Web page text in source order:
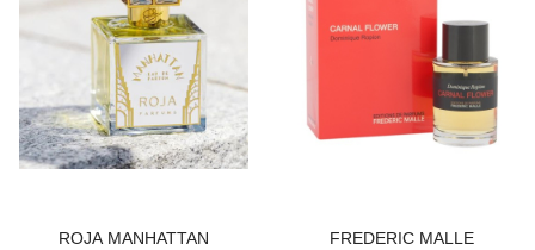
ROJA MANHATTAN
FREDERIC MALLE